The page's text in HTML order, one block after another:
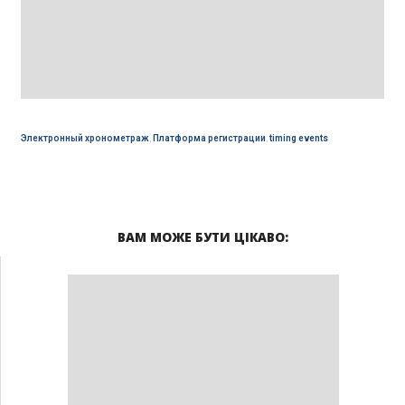
Электронный хронометраж, Платформа регистрации timing events
ВАМ МОЖЕ БУТИ ЦІКАВО: